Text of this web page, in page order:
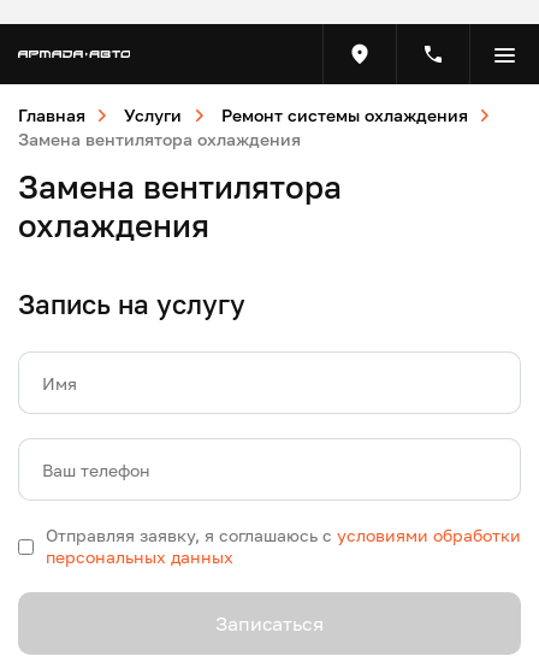
Главная Услуги
Ремонт системы охлаждения
Замена вентилятора охлаждения
Замена вентилятора
охлаждения
Запись на услугу
Имя
Ваш телефон
Отправляя заявку, я соглашаюсь с условиями обработки
персональных данных
Записаться